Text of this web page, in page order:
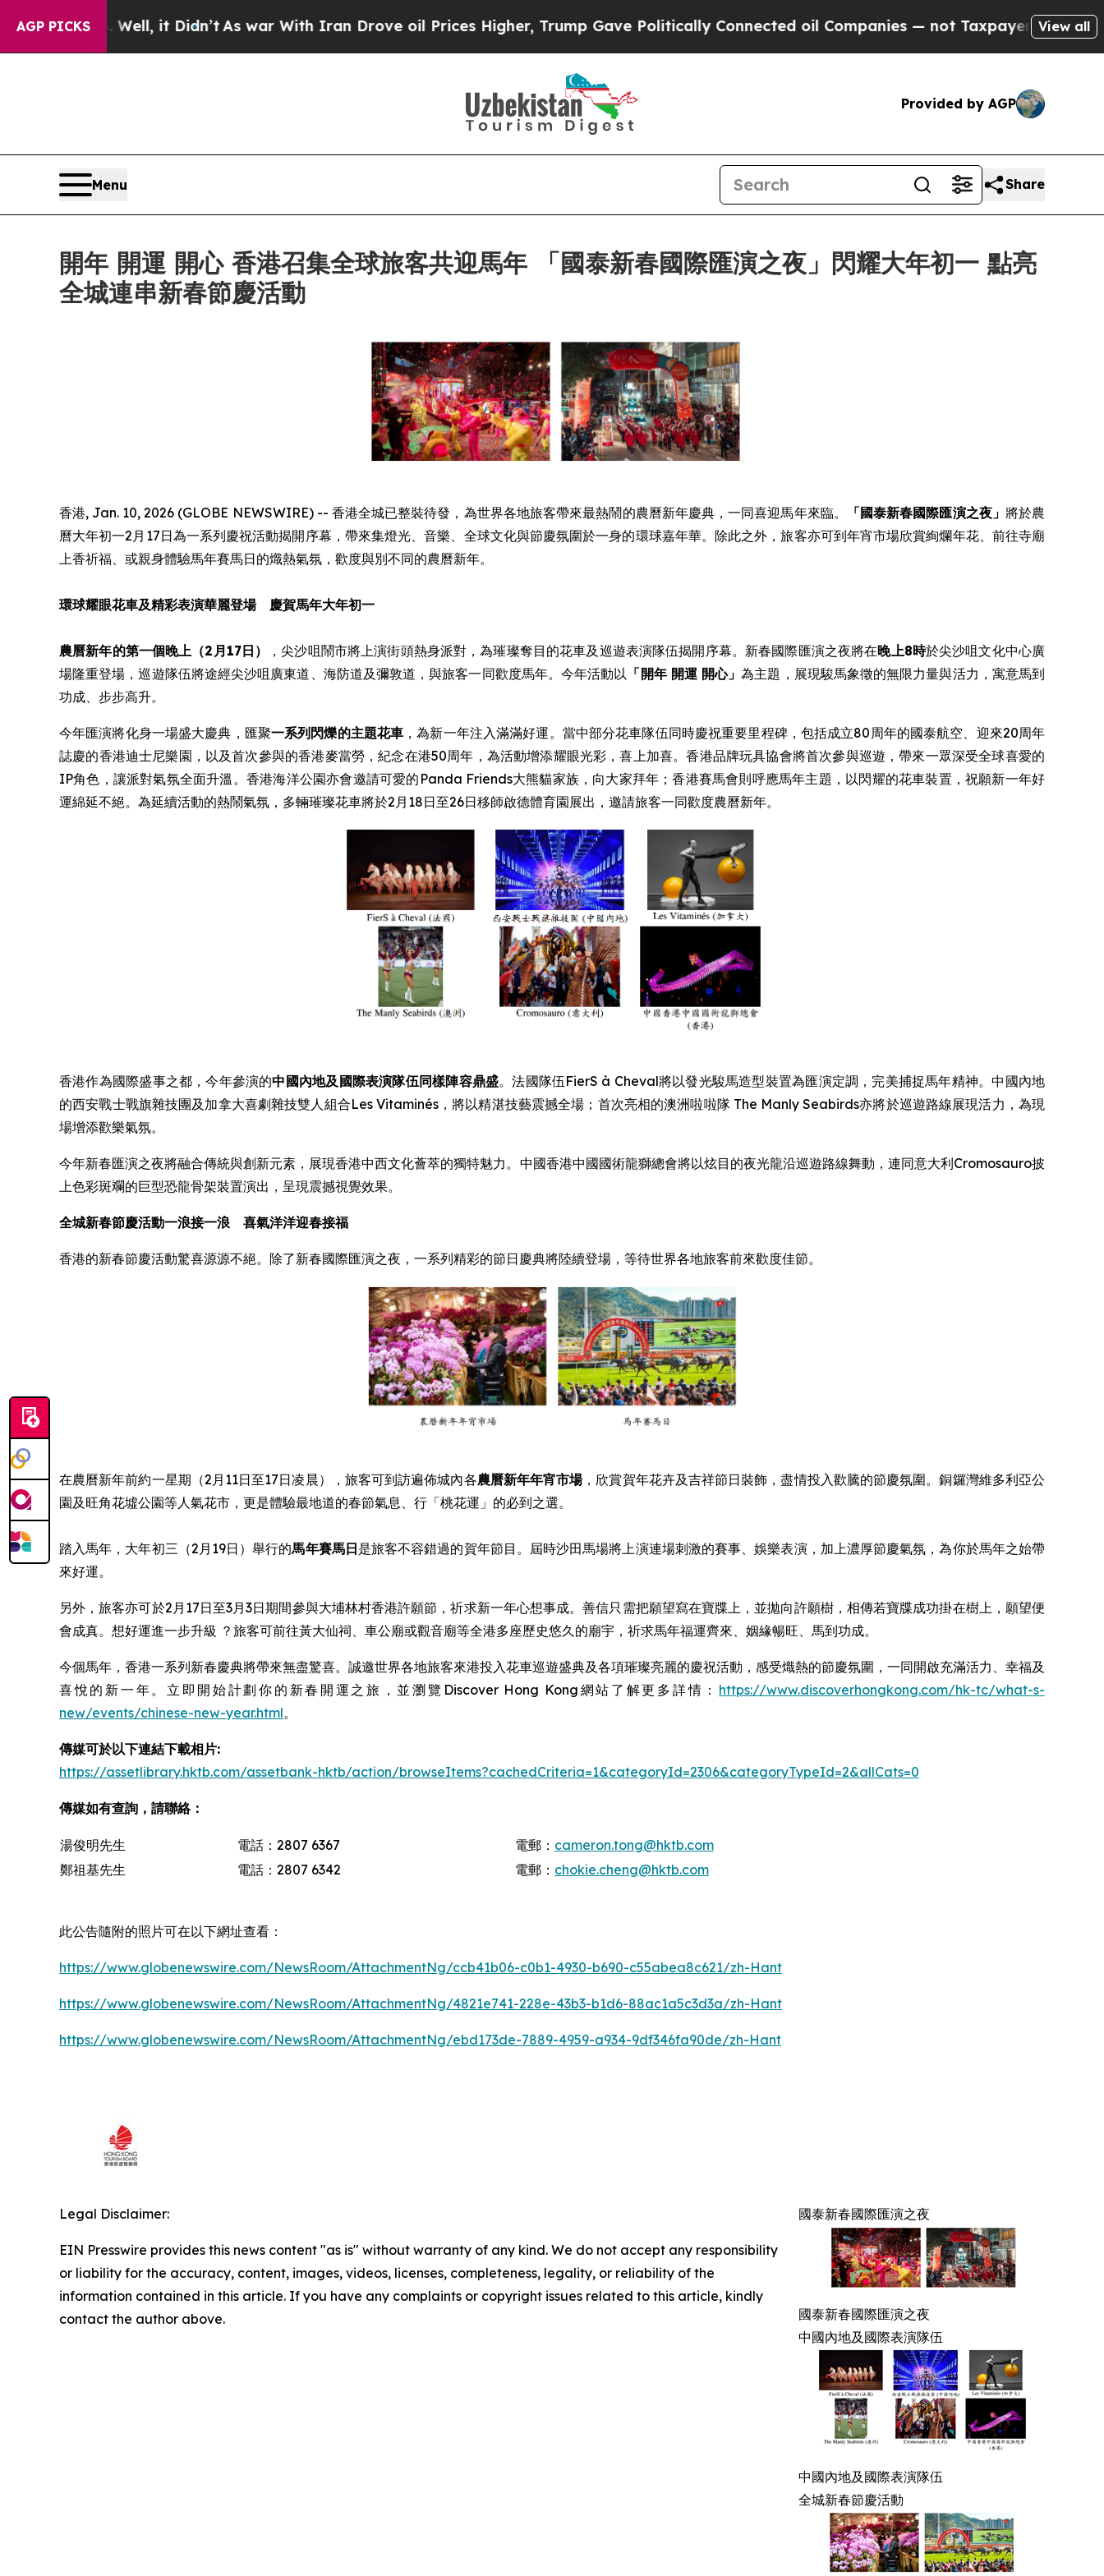
AGP PICKS
Well, it Didn’t As war With Iran Drove oil Prices Higher, Trump Gave Politically Connected oil Companies — not Taxpayers — the Chance toView all
Provided by AGP
Menu Share
開年 開運 開心 香港召集全球旅客共迎馬年 「國泰新春國際匯演之夜」閃耀大年初一 點亮
全城連串新春節慶活動
香港, Jan. 10, 2026 (GLOBE NEWSWIRE) -- 香港全城已整裝待發，為世界各地旅客帶來最熱鬧的農曆新年慶典，一同喜迎馬年來臨。 「國泰新春國際匯演之夜」 將於農
曆大年初一2月17日為一系列慶祝活動揭開序幕，帶來集燈光、音樂、全球文化與節慶氛圍於一身的環球嘉年華。除此之外，旅客亦可到年宵市場欣賞絢爛年花、前往寺廟
上香祈福、或親身體驗馬年賽馬日的熾熱氣氛，歡度與別不同的農曆新年。
環球耀眼花車及精彩表演華麗登場 慶賀馬年大年初一
農曆新年的第一個晚上（2月17日） ，尖沙咀鬧市將上演街頭熱身派對，為璀璨奪目的花車及巡遊表演隊伍揭開序幕。新春國際匯演之夜將在晚上8時於尖沙咀文化中心廣
場隆重登場，巡遊隊伍將途經尖沙咀廣東道、海防道及彌敦道，與旅客一同歡度馬年。今年活動以 「開年開運 開心」為主題，展現駿馬象徵的無限力量與活力，寓意馬到
功成、步步高升。
今年匯演將化身一場盛大慶典，匯聚一系列閃爍的主題花車 ，為新一年注入滿滿好運。當中部分花車隊伍同時慶祝重要里程碑，包括成立80周年的國泰航空、迎來20周年
誌慶的香港迪士尼樂園，以及首次參與的香港麥當勞，紀念在港50周年，為活動增添耀眼光彩，喜上加喜。香港品牌玩具協會將首次參與巡遊，帶來一眾深受全球喜愛的
IP角色，讓派對氣氛全面升溫。香港海洋公園亦會邀請可愛的Panda Friends大熊貓家族，向大家拜年；香港賽馬會則呼應馬年主題，以閃耀的花車裝置，祝願新一年好
運綿延不絕。為延續活動的熱鬧氣氛，多輛璀璨花車將於2月18日至26日移師啟德體育園展出，邀請旅客一同歡度農曆新年。
香港作為國際盛事之都，今年參演的中國內地及國際表演隊伍同樣陣容鼎盛。法國隊伍FierS à Cheval將以發光駿馬造型裝置為匯演定調，完美捕捉馬年精神。中國內地
的西安戰士戰旗雜技團及加拿大喜劇雜技雙人組合Les Vitaminés，將以精湛技藝震撼全場；首次亮相的澳洲啦啦隊 The Manly Seabirds亦將於巡遊路線展現活力，為現
場增添歡樂氣氛。
今年新春匯演之夜將融合傳統與創新元素，展現香港中西文化薈萃的獨特魅力。中國香港中國國術龍獅總會將以炫目的夜光龍沿巡遊路線舞動，連同意大利Cromosauro披
上色彩斑斕的巨型恐龍骨架裝置演出，呈現震撼視覺效果。
全城新春節慶活動一浪接一浪 喜氣洋洋迎春接福
香港的新春節慶活動驚喜源源不絕。除了新春國際匯演之夜，一系列精彩的節日慶典將陸續登場，等待世界各地旅客前來歡度佳節。
在農曆新年前約一星期（2月11日至17日凌晨），旅客可到訪遍佈城內各農曆新年年宵市場，欣賞賀年花卉及吉祥節日裝飾，盡情投入歡騰的節慶氛圍。銅鑼灣維多利亞公
園及旺角花墟公園等人氣花市，更是體驗最地道的春節氣息、行「桃花運」的必到之選。
踏入馬年，大年初三（2月19日）舉行的馬年賽馬日是旅客不容錯過的賀年節目。屆時沙田馬場將上演連場刺激的賽事、娛樂表演，加上濃厚節慶氣氛，為你於馬年之始帶
來好運。
另外，旅客亦可於2月17日至3月3日期間參與大埔林村香港許願節，祈求新一年心想事成。善信只需把願望寫在寶牒上，並拋向許願樹，相傳若寶牒成功掛在樹上，願望便
會成真。想好運進一步升級 ？旅客可前往黃大仙祠、車公廟或觀音廟等全港多座歷史悠久的廟宇，祈求馬年福運齊來、姻緣暢旺、馬到功成。
今個馬年，香港一系列新春慶典將帶來無盡驚喜。誠邀世界各地旅客來港投入花車巡遊盛典及各項璀璨亮麗的慶祝活動，感受熾熱的節慶氛圍，一同開啟充滿活力、幸福及
喜悅的新一年。立即開始計劃你的新春開運之旅，並瀏覽Discover Hong Kong網站了解更多詳情： https://www.discoverhongkong.com/hk-tc/what-s-
new/events/chinese-new-year.html。
傳媒可於以下連結下載相片:
https://assetlibrary.hktb.com/assetbank-hktb/action/browseItems?cachedCriteria=1&categoryId=2306&categoryTypeId=2&allCats=0
傳媒如有查詢，請聯絡：
湯俊明先生 電話：2807 6367 電郵： cameron.tong@hktb.com
鄭祖基先生
電話：2807 6342 電郵： chokie.cheng@hktb.com
此公告隨附的照片可在以下網址查看：
https://www.globenewswire.com/NewsRoom/AttachmentNg/ccb41b06-c0b1-4930-b690-c55abea8c621/zh-Hant
https://www.globenewswire.com/NewsRoom/AttachmentNg/4821e741-228e-43b3-b1d6-88ac1a5c3d3a/zh-Hant
https://www.globenewswire.com/NewsRoom/AttachmentNg/ebd173de-7889-4959-a934-9df346fa90de/zh-Hant
國泰新春國際匯演之夜
國泰新春國際匯演之夜
中國內地及國際表演隊伍
中國內地及國際表演隊伍
全城新春節慶活動
Legal Disclaimer:
EIN Presswire provides this news content "as is" without warranty of any kind. We do not accept any responsibility
or liability for the accuracy, content, images, videos, licenses, completeness, legality, or reliability of the
information contained in this article. If you have any complaints or copyright issues related to this article, kindly
contact the author above.